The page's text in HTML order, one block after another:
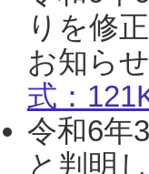
りを修
お知ら
式：
令和6年
と判明